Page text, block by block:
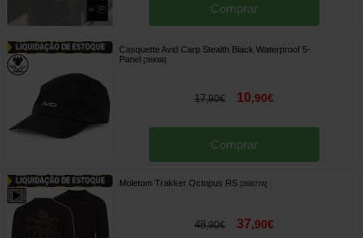
Comprar
Casquette Avid Carp Stealth Black Waterproof 5-
Panel
269088]
17,90€ 10,90€
Comprar
Moletom Trakker Octopus RS 269077A]
48,90€ 37,90€